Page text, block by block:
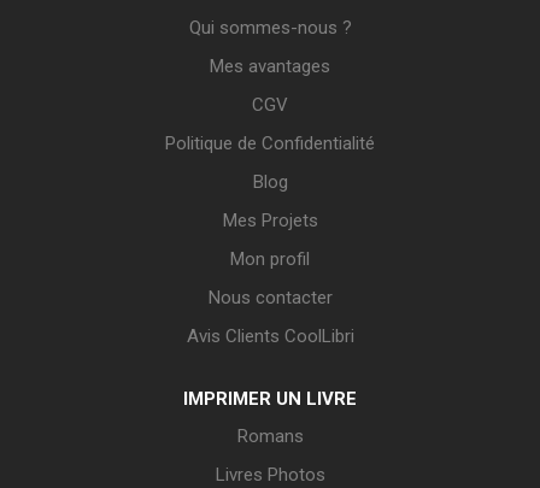
Qui sommes-nous ?
Mes avantages
CGV
Politique de Confidentialité
Blog
Mes Projets
Mon profil
Nous contacter
Avis Clients CoolLibri
IMPRIMER UN LIVRE
Romans
Livres Photos